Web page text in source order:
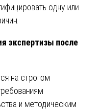
одну или
экспертизы после
на строгом
и методическим